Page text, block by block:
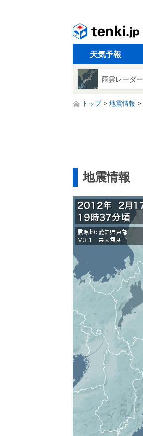
天気予報
雨雲レーダー
トップ 地震情報
地震情報